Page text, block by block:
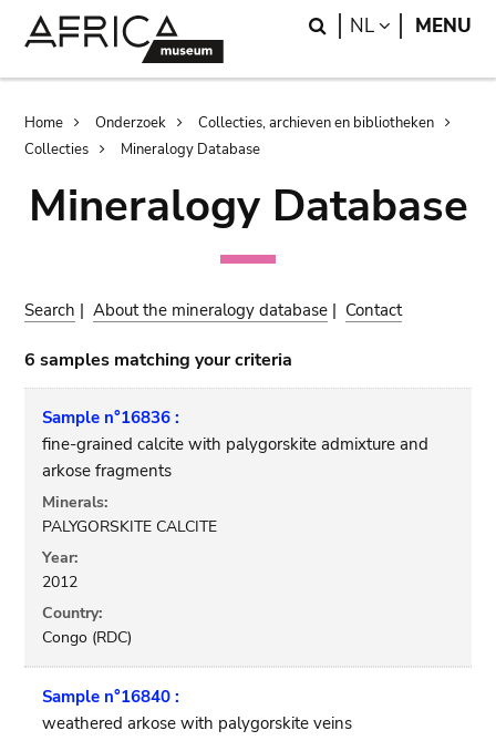
Search
NL LANGUAGE
MENU
Breadcrumb
Home Onderzoek
Collecties, archieven en bibliotheken
Collecties
Mineralogy Database
Mineralogy Database
Search |About the mineralogy database | Contact
6 samples matching your criteria
Sample n°16836 :
fine-grained calcite with palygorskite admixture and
arkose fragments
Minerals:
PALYGORSKITE CALCITE
Year:
2012
Country:
Congo (RDC)
Sample n°16840 :
weathered arkose with palygorskite veins